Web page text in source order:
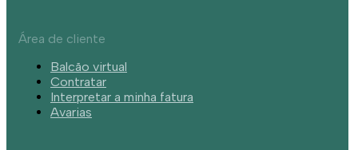
Área de cliente
Balcão virtual
Contratar
Interpretar a minha fatura
Avarias